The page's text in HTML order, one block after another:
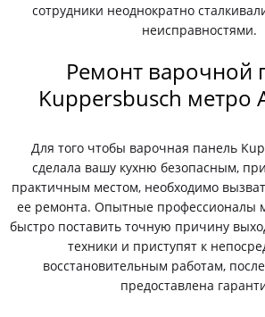
сотрудники неоднократно
неисправностями.
Ремонт варочной
Kuppersbusch метро
Для того чтобы варочная панель
сделала вашу кухню безопасным,
практичным местом, необходимо
ее ремонта. Опытные профессионалы
быстро поставить точную причину
техники и приступят к
восстановительным работам,
предоставлена